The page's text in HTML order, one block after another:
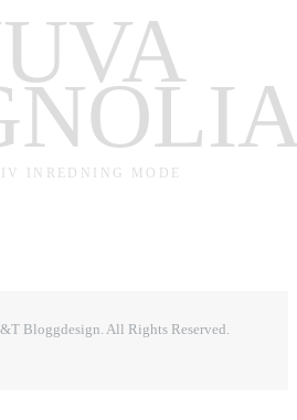
INREDNING MODE
Bloggdesign. All Rights Reserved.